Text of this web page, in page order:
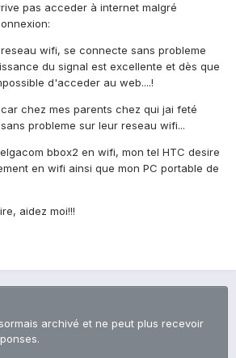
pas acceder à internet malgré
wifi, se connecte sans probleme
du signal est excellente et dès que
d'acceder au web....!
chez mes parents chez qui jai feté
probleme sur leur reseau wifi...
bbox2 en wifi, mon tel HTC desire
en wifi ainsi que mon PC portable de
aidez moi!!!
archivé et ne peut plus recevoir